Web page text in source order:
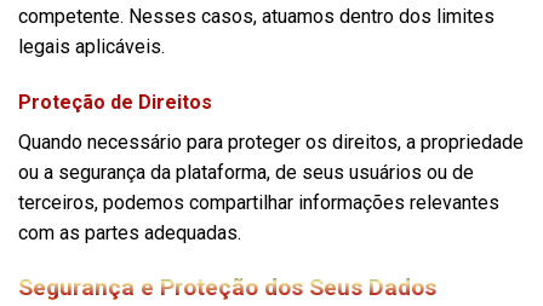
competente. Nesses casos, atuamos dentro dos limites
legais aplicáveis.
Proteção de Direitos
Quando necessário para proteger os direitos, a propriedade
ou a segurança da plataforma, de seus usuários ou de
terceiros, podemos compartilhar informações relevantes
com as partes adequadas.
Segurança e Proteção dos Seus Dados